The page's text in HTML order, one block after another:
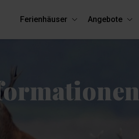
Ferienhäuser Angebote